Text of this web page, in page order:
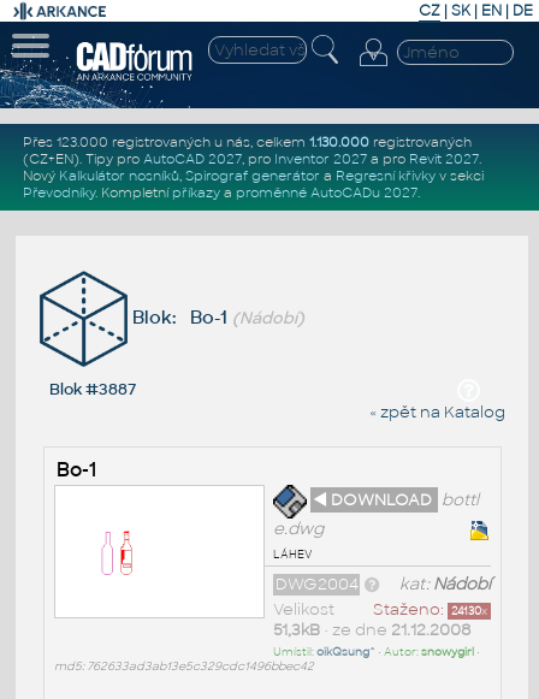
CZ | SK| EN | DE
Přes 123.000 registrovaných u nás, celkem 1.130.000registrovaných
(CZ+EN). Tipy pro AutoCAD 2027, pro Inventor 2027a pro Revit 2027.
Nový Kalkulátor nosníků, Spirograf generátor a Regresní křivkyv sekci
Převodníky. Kompletní příkazya proměnné AutoCADu 2027.
Blok: Bo-1 (Nádobí)
Blok #3887
« zpět na Katalog
Bo-1
◄ DOWNLOAD bottl
e.dwg
láhev
kat:Nádobí
DWG2004
Staženo: 24130x
Velikost
51,3kB• ze dne 21.12.2008
Umístil:oikQsung^ • Autor:snowygirl•
md5: 762633ad3ab13e5c329cdc1496bbec42